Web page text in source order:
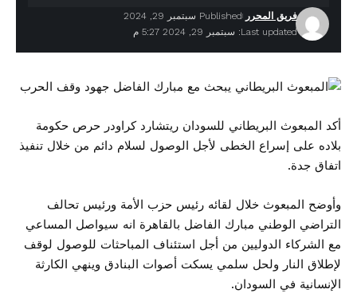
Last updated: سبتمبر 29, 2024 5:27 م
فريق المحرر Published سبتمبر 29, 2024
أكد المبعوث البريطاني للسودان ريتشارد كراودر حرص حكومة
بلاده على إسراع الخطى لأجل الوصول لسلام دائم من خلال تنفيذ
اتفاق جدة.
وأوضح المبعوث خلال لقائه رئيس حزب الأمة ورئيس تحالف
التراضي الوطني مبارك الفاضل بالقاهرة انه سيواصل المساعي
مع الشركاء الدوليين من أجل استئناف المباحثات للوصول لوقف
لإطلاق النار ولحل سلمي يسكت أصوات البنادق وينهي الكارثة
الإنسانية في السودان.